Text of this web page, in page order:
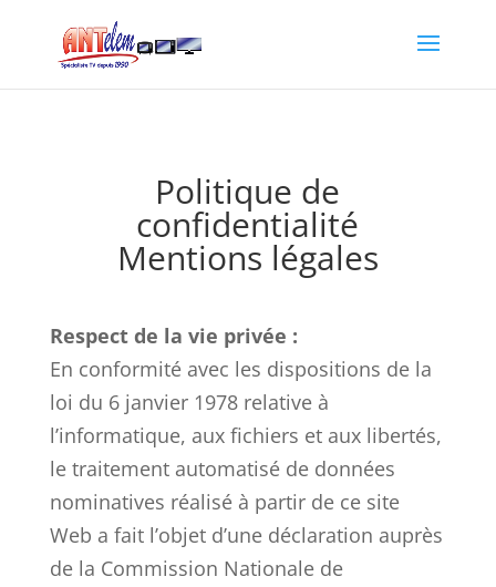
Politique de
confidentialité
Mentions légales
Respect de la vie privée :
En conformité avec les dispositions de la
loi du 6 janvier 1978 relative à
l’informatique, aux fichiers et aux libertés,
le traitement automatisé de données
nominatives réalisé à partir de ce site
Web a fait l’objet d’une déclaration auprès
de la Commission Nationale de